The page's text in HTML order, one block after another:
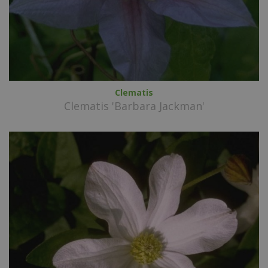
Clematis
Clematis 'Barbara Jackman'